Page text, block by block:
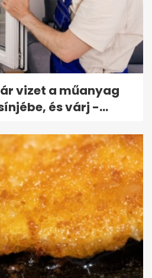
vizet a műanyag
és várj -...